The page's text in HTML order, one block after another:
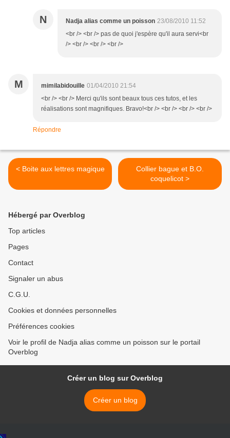
N Nadja alias comme un poisson 23/08/2010 11:52
<br /> <br /> pas de quoi j'espère qu'il aura servi<br
/> <br /> <br /> <br />
M mimilabidouille 01/04/2010 21:54
<br /> <br /> Merci qu'ils sont beaux tous ces tutos, et les
réalisations sont magnifiques. Bravo!<br /> <br /> <br /> <br />
Répondre
< Boite aux lettres magique
Collier bague et B.O.
coquelicot >
Hébergé par Overblog
Top articles
Pages
Contact
Signaler un abus
C.G.U.
Cookies et données personnelles
Préférences cookies
Voir le profil de Nadja alias comme un poisson sur le portail
Overblog
Créer un blog sur Overblog
Créer un blog